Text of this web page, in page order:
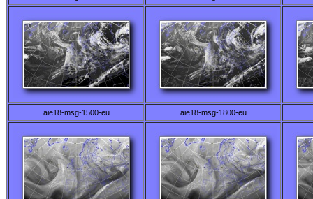
aie18-msg-1500-eu aie18-msg-1800-eu